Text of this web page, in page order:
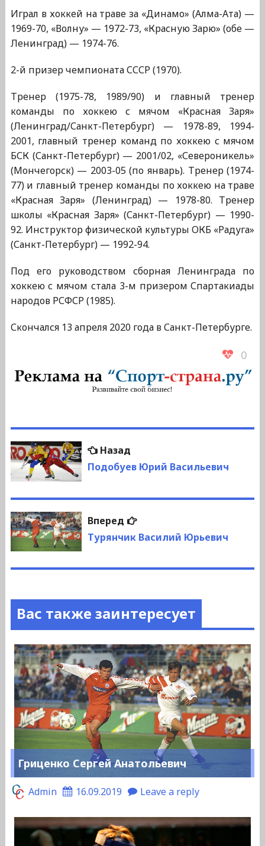
Играл в хоккей на траве за «Динамо» (Алма-Ата) —
1969-70, «Волну» — 1972-73, «Красную Зарю» (обе —
Ленинград) — 1974-76.
2-й призер чемпионата СССР (1970).
Тренер (1975-78, 1989/90) и главный тренер
команды по хоккею с мячом «Красная Заря»
(Ленинград/Санкт-Петербург) — 1978-89, 1994-
2001, главный тренер команд по хоккею с мячом
БСК (Санкт-Петербург) — 2001/02, «Североникель»
(Мончегорск) — 2003-05 (по январь). Тренер (1974-
77) и главный тренер команды по хоккею на траве
«Красная Заря» (Ленинград) — 1978-80. Тренер
школы «Красная Заря» (Санкт-Петербург) — 1990-
92. Инструктор физической культуры ОКБ «Радуга»
(Санкт-Петербург) — 1992-94.
Под его руководством сборная Ленинграда по
хоккею с мячом стала 3-м призером Спартакиады
народов РСФСР (1985).
Скончался 13 апреля 2020 года в Санкт-Петербурге.
0
Навигация
по
записям
НазадПредыдущая
запись:
Подобуев Юрий Васильевич
Вперед
Следующая
запись:
Турянчик Василий Юрьевич
Вас также заинтересует
Гриценко Сергей Анатольевич
Admin 16.09.2019 Leave a reply